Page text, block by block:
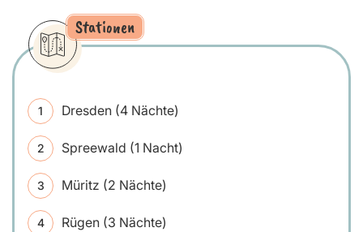
Stationen
Dresden (4 Nächte)
Spreewald (1 Nacht)
Müritz (2 Nächte)
Rügen (3 Nächte)